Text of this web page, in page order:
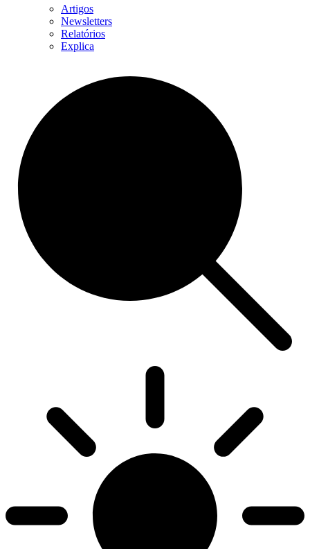
Artigos
Newsletters
Relatórios
Explica